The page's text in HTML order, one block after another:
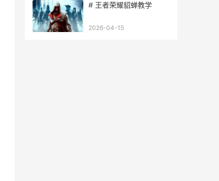
# 王者荣耀貂蝉教学
2026-04-15